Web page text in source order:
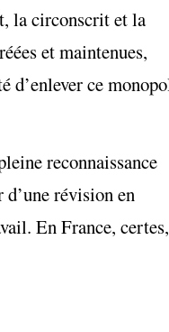
la circonscrit et la
et maintenues,
d’enlever ce
reconnaissance
révision en
En France,